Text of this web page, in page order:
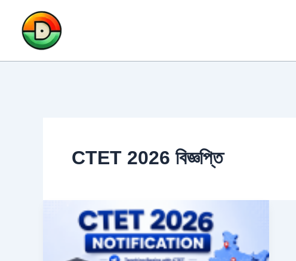
content
CTET 2026 বিজ্ঞপ্তি
Notification
পরীক্ষার